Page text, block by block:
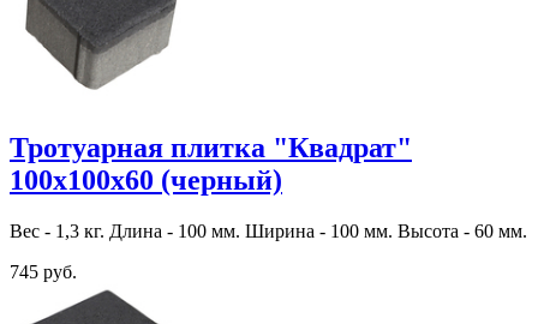
Тротуарная плитка "Квадрат"
100х100х60 (черный)
Вес - 1,3 кг. Длина - 100 мм. Ширина - 100 мм. Высота - 60 мм.
745 руб.